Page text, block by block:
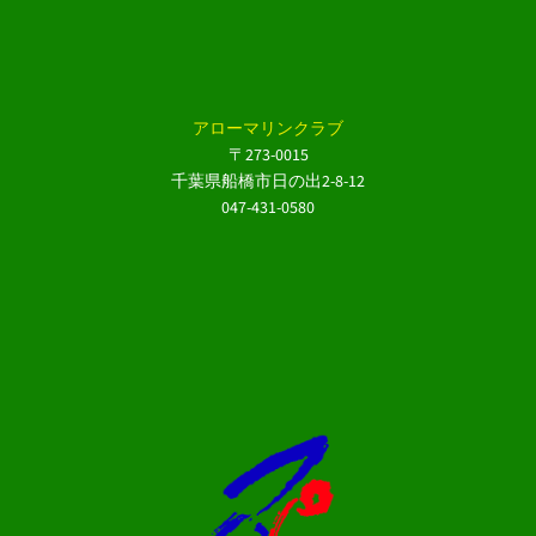
アローマリンクラブ
〒273-0015
千葉県船橋市日の出2-8-12
047-431-0580